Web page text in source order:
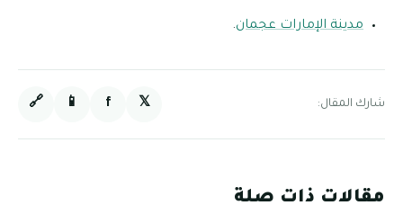
مدينة الإمارات عجمان.
شارك المقال: 𝕏
f
📱
🔗
مقالات ذات صلة